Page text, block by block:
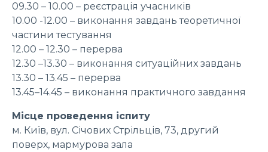
09.30 – 10.00 – реєстрація учасників
10.00 -12.00 – виконання завдань теоретичної
частини тестування
12.00 – 12.30 – перерва
12.30 –13.30 – виконання ситуаційних завдань
13.30 – 13.45 – перерва
13.45–14.45 – виконання практичного завдання
Місце проведення іспиту
м. Київ, вул. Січових Стрільців, 73, другий
поверх, мармурова зала